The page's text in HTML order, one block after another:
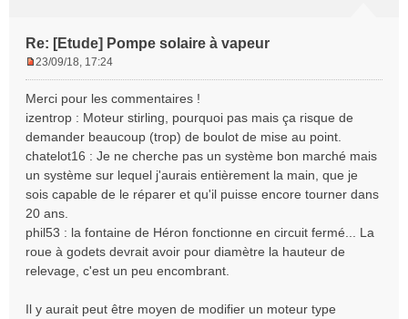
Re: [Etude] Pompe solaire à vapeur
s
s
a
g
e
n
n
l
u
23/09/18, 17:24
Merci pour les commentaires !
izentrop : Moteur stirling, pourquoi pas mais ça risque de
demander beaucoup (trop) de boulot de mise au point.
chatelot16 : Je ne cherche pas un système bon marché mais
un système sur lequel j'aurais entièrement la main, que je
sois capable de le réparer et qu'il puisse encore tourner dans
20 ans.
phil53 : la fontaine de Héron fonctionne en circuit fermé... La
roue à godets devrait avoir pour diamètre la hauteur de
relevage, c'est un peu encombrant.
Il y aurait peut être moyen de modifier un moteur type